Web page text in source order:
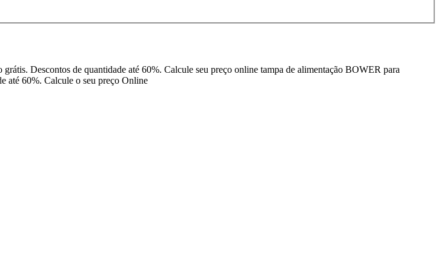
Descontos de quantidade até 60%. Calcule seu preço online tampa de alimentação BOWER para
até 60%. Calcule o seu preço Online